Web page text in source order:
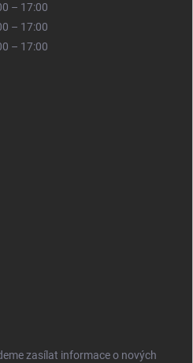
– 17:00
– 17:00
– 17:00
zasílat informace o nových